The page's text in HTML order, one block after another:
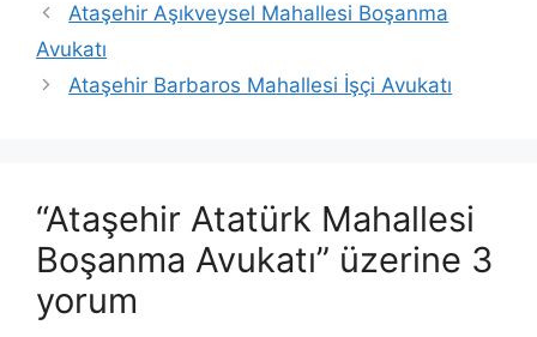
Ataşehir Aşıkveysel Mahallesi Boşanma
Avukatı
Ataşehir Barbaros Mahallesi İşçi Avukatı
“Ataşehir Atatürk Mahallesi
Boşanma Avukatı” üzerine 3
yorum